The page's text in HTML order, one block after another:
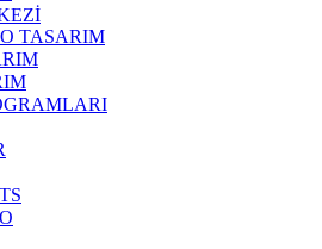
TASARIM